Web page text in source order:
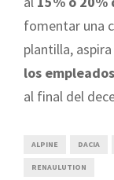
fomentar una
plantilla,
los
al final del
ALPINE DACIA
RENAULUTION